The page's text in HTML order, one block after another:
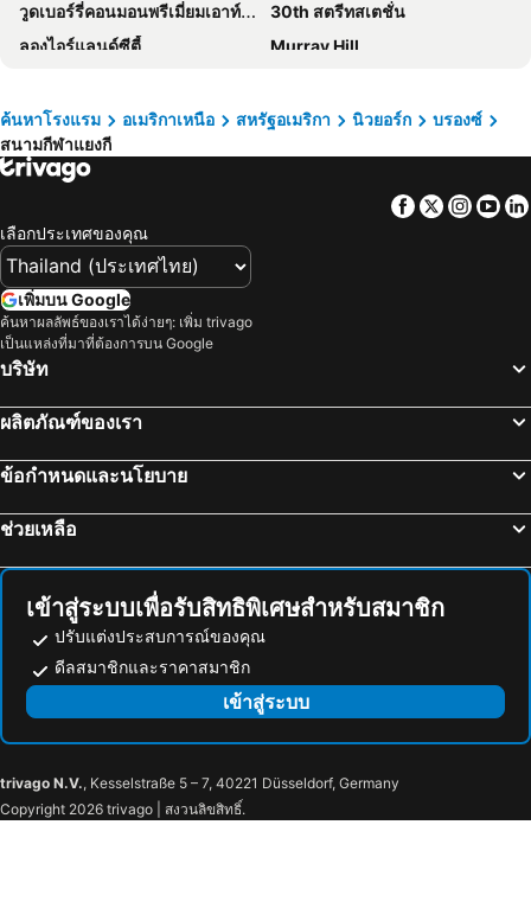
โรงแรมเชอราตัน นิวยอร์ก ไทม์สแควร์
Holiday Inn Express New York City-wall Street By Ihg
Hotel Mirage Brooklyn
Pod Times Square
Park Central Hotel New York
Millennium Hotel Broadway Times Square
Hilton Garden Inn New York/Times Square Central
Garner Hotel North Bergen by IHG
AMTD Idea Tribeca Hotel
The Gallivant Times Square
Bklyn House
เดอะ แมนฮัตตัน คลับ
Royalton New York
Fairfield Inn & Suites New York Manhattan/Central Park
Moxy NYC Lower East Side
Residence Inn New York Manhattan/Central Park
Hotel 365 Bronx
Edge Hotel Washington Heights
Aloft by Marriott Harlem
Voco The Franklin New York By Ihg
โรงแรมบีคอน
Voyage Hotel
Residence Inn by Marriott New York Queens
Vista LIC Hotel, BW Premier Collection
Hilton Club The Quin New York
Holiday Inn Nyc - Lower East Side By Ihg
วูดเบอร์รี่คอนมอนพรีเมี่ยมเอาท์เลท
30th สตรีทสเตชั่น
ลองไอร์แลนด์ซีตี้
Murray Hill
47th Street - The Diamond District
Grand Central 42nd St Metro Station
ร้านอาหารเดอะวิวที่แมริออทมาร์ควิส
มิดทาวน์
Times Sq 42nd St Metro Station
74th St Broadway Metro Station
Greenpoint
161st St Yankee Stadium Metro Station
Concourse Village
167th St Metro Station
Melrose
High Bridge
Mott Haven
Washington Heights
168th St Metro Station
135th St Metro Station
Paris Theatre
Prudential Center
Morton
East Mount Airy
ค้นหาโรงแรม อเมริกาเหนือ สหรัฐอเมริกา นิวยอร์ก
บรองซ์
สนามกีฬาแยงกี
Facebook
Twitter
เลือกประเทศของคุณ
เพิ่มบน Google
ค้นหาผลลัพธ์ของเราได้ง่ายๆ: เพิ่ม trivago
เป็นแหล่งที่มาที่ต้องการบน Google
บริษัท
ผลิตภัณฑ์ของเรา
ข้อกำหนดและนโยบาย
ช่วยเหลือ
เข้าสู่ระบบเพื่อรับสิทธิพิเศษสำหรับสมาชิก
ปรับแต่งประสบการณ์ของคุณ
ดีลสมาชิกและราคาสมาชิก
เข้าสู่ระบบ
trivago N.V., Kesselstraße 5 – 7, 40221 Düsseldorf, Germany
Copyright 2026 trivago | สงวนลิขสิทธิ์.